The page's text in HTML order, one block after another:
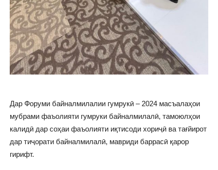
Дар Форуми байналмилалии гумрукӣ – 2024 масъалаҳои
мубрами фаъолияти гумруки байналмилалӣ, тамоюлҳои
калидӣ дар соҳаи фаъолияти иқтисоди хориҷӣ ва тағйирот
дар тиҷорати байналмилалӣ, мавриди баррасӣ қарор
гирифт.